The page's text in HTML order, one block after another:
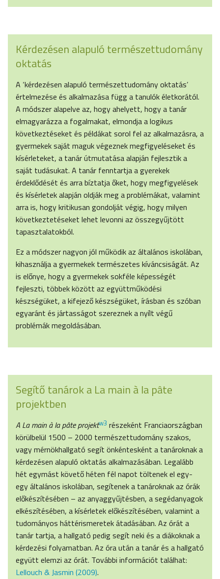
Kérdezésen alapuló természettudomány
oktatás
A ‘kérdezésen alapuló természettudomány oktatás’
értelmezése és alkalmazása függ a tanulók életkorától.
A módszer alapelve az, hogy ahelyett, hogy a tanár
elmagyarázza a fogalmakat, elmondja a logikus
következtéseket és példákat sorol fel az alkalmazásra, a
gyermekek saját maguk végeznek megfigyeléseket és
kísérleteket, a tanár útmutatása alapján fejlesztik a
saját tudásukat. A tanár fenntartja a gyerekek
érdeklődését és arra bíztatja őket, hogy megfigyelések
és kísérletek alapján oldják meg a problémákat, valamint
arra is, hogy kritikusan gondolját végig, hogy milyen
következtetéseket lehet levonni az összegyűjtött
tapasztalatokból.
Ez a módszer nagyon jól működik az általános iskolában,
kihasználja a gyermekek természetes kíváncsiságát. Az
is előnye, hogy a gyermekek sokféle képességét
fejleszti, többek között az együttműködési
készségüket, a kifejező készségüket, írásban és szóban
egyaránt és jártasságot szereznek a nyílt végű
problémák megoldásában.
Segítő tanárok a La main à la pâte
projektben
A La main à la pâteprojektw3 részeként Franciaországban
körülbelül 1500 – 2000 természettudomány szakos,
vagy mérnökhallgató segít önkéntesként a tanároknak a
kérdezésen alapuló oktatás alkalmazásában. Legalább
hét egymást követő héten fél napot töltenek el egy-
egy általános iskolában, segítenek a tanároknak az órák
előkészítésében – az anyaggyűjtésben, a segédanyagok
elkészítésében, a kísérletek előkészítésében, valamint a
tudományos háttérismeretek átadásában. Az órát a
tanár tartja, a hallgató pedig segít neki és a diákoknak a
kérdezési folyamatban. Az óra után a tanár és a hallgató
együtt elemzi az órát. További információt találhat:
Lellouch & Jasmin (2009).